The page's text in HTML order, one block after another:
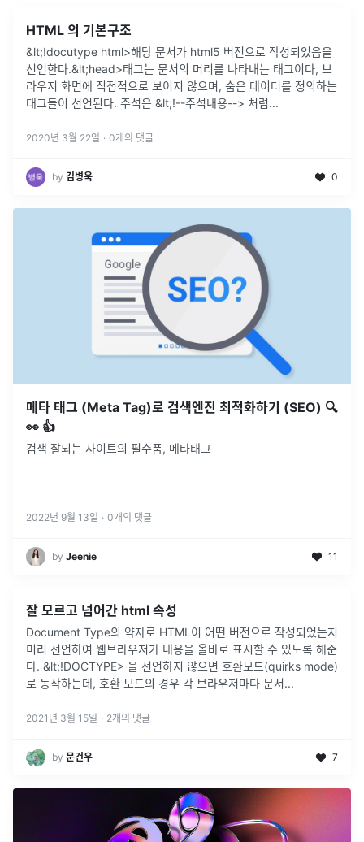
HTML 의 기본구조
&lt;!docutype html>해당 문서가 html5 버전으로 작성되었음을
선언한다.&lt;head>태그는 문서의 머리를 나타내는 태그이다, 브
라우저 화면에 직접적으로 보이지 않으며, 숨은 데이터를 정의하는
태그들이 선언된다. 주석은 &lt;!--주석내용--> 처럼...
2020년 3월 22일 · 0개의 댓글
by 김병욱 0
메타 태그 (Meta Tag)로 검색엔진 최적화하기 (SEO) 🔍
👀 👍
검색 잘되는 사이트의 필수품, 메타태그
2022년 9월 13일 · 0개의 댓글
by Jeenie 11
잘 모르고 넘어간 html 속성
Document Type의 약자로 HTML이 어떤 버전으로 작성되었는지
미리 선언하여 웹브라우저가 내용을 올바로 표시할 수 있도록 해준
다. &lt;!DOCTYPE> 을 선언하지 않으면 호환모드(quirks mode)
로 동작하는데, 호환 모드의 경우 각 브라우저마다 문서...
2021년 3월 15일 · 2개의 댓글
by 문건우 7